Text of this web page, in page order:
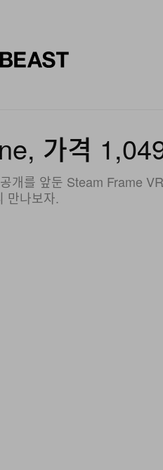
가격
개를 앞둔 Steam Frame
만나보자.